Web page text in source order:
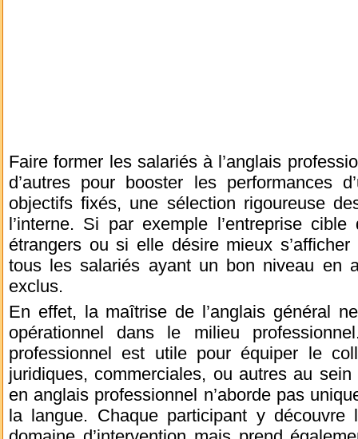
Faire former les salariés à l’anglais
d’autres pour booster les performances
objectifs fixés, une sélection rigoureuse
l’interne. Si par exemple l’entreprise
étrangers ou si elle désire mieux
tous les salariés ayant un bon niveau en
exclus.
En effet, la maîtrise de l’anglais général
opérationnel dans le milieu
professionnel est utile pour équiper le
juridiques, commerciales, ou autres au sein
en anglais professionnel n’aborde pas
la langue. Chaque participant y